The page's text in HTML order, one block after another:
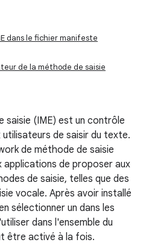
dans le fichier manifeste
de la méthode de saisie
saisie (IME) est un contrôle
de saisir du texte.
de méthode de saisie
applications de proposer aux
de saisie, telles que des
vocale. Après avoir installé
sélectionner un dans les
dans l'ensemble du
être activé à la fois.